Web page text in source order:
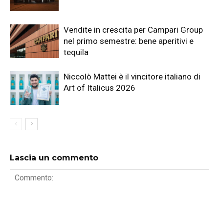
Vendite in crescita per Campari Group
nel primo semestre: bene aperitivi e
tequila
Niccolò Mattei è il vincitore italiano di
Art of Italicus 2026
Lascia un commento